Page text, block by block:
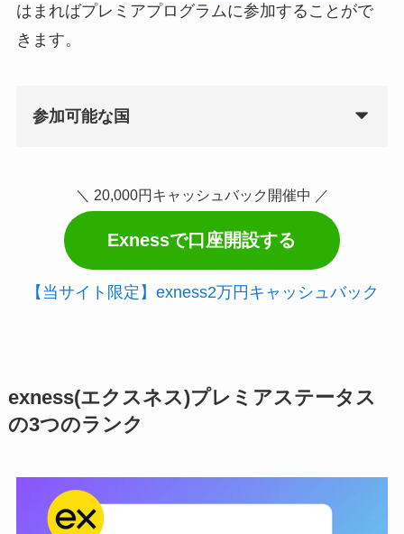
はまればプレミアプログラムに参加することがで
きます。
参加可能な国
＼ 20,000円キャッシュバック開催中 ／
Exnessで口座開設する
【当サイト限定】exness2万円キャッシュバック
exness(エクスネス)プレミアステータス
の3つのランク